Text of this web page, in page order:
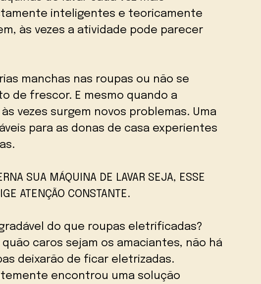
inteligentes e teoricamente
às vezes a atividade pode parecer
manchas nas roupas ou não se
de frescor. E mesmo quando a
vezes surgem novos problemas. Uma
para as donas de casa experientes
SUA MÁQUINA DE LAVAR SEJA, ESSE
ATENÇÃO CONSTANTE.
do que roupas eletrificadas?
caros sejam os amaciantes, não há
deixarão de ficar eletrizadas.
encontrou uma solução